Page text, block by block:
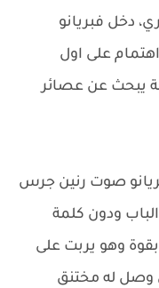
دخل فبريانو
على اول
يبحث عن عصائر
صوت رنين جرس
ودون كلمة
وهو يربت على
له مختنق